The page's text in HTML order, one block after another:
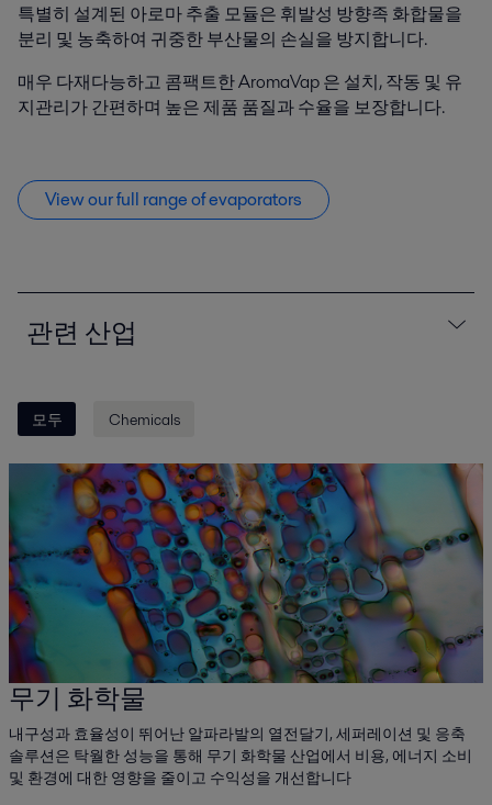
특별히 설계된 아로마 추출 모듈은 휘발성 방향족 화합물을
분리 및 농축하여 귀중한 부산물의 손실을 방지합니다.
매우 다재다능하고 콤팩트한 AromaVap 은 설치, 작동 및 유
지관리가 간편하며 높은 제품 품질과 수율을 보장합니다.
View our full range of evaporators
관련 산업
모두 Chemicals
무기 화학물
내구성과 효율성이 뛰어난 알파라발의 열전달기, 세퍼레이션 및 응축
솔루션은 탁월한 성능을 통해 무기 화학물 산업에서 비용, 에너지 소비
및 환경에 대한 영향을 줄이고 수익성을 개선합니다